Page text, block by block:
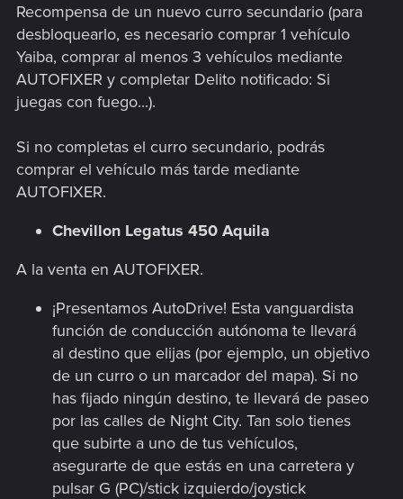
Recompensa de un nuevo curro secundario (para
desbloquearlo, es necesario comprar 1 vehículo
Yaiba, comprar al menos 3 vehículos mediante
AUTOFIXER y completar Delito notificado: Si
juegas con fuego...).
Si no completas el curro secundario, podrás
comprar el vehículo más tarde mediante
AUTOFIXER.
Chevillon Legatus 450 Aquila
A la venta en AUTOFIXER.
¡Presentamos AutoDrive! Esta vanguardista
función de conducción autónoma te llevará
al destino que elijas (por ejemplo, un objetivo
de un curro o un marcador del mapa). Si no
has fijado ningún destino, te llevará de paseo
por las calles de Night City. Tan solo tienes
que subirte a uno de tus vehículos,
asegurarte de que estás en una carretera y
pulsar G (PC)/stick izquierdo/joystick